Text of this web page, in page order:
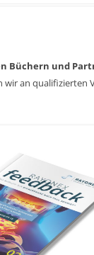
Büchern und
wir an qualifizierten